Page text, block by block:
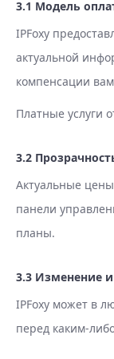
3.1 Модель
IPFoxy
актуальной
компенсации
Платные услуги
3.2
Актуальные
панели
планы.
3.3 Изменение
IPFoxy может в
перед каким-